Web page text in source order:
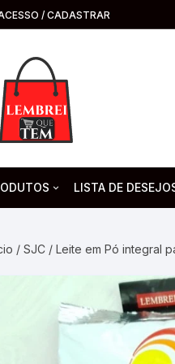
/ CADASTRAR
Artesanato
LISTA DE
/ SJC / Leite em Pó integral